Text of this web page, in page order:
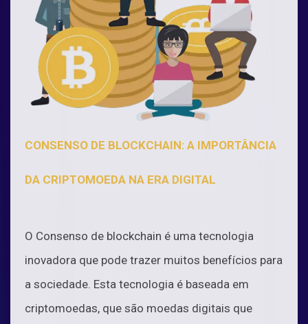
CONSENSO DE BLOCKCHAIN: A IMPORTÂNCIA
DA CRIPTOMOEDA NA ERA DIGITAL
O Consenso de blockchain é uma tecnologia
inovadora que pode trazer muitos benefícios para
a sociedade. Esta tecnologia é baseada em
criptomoedas, que são moedas digitais que